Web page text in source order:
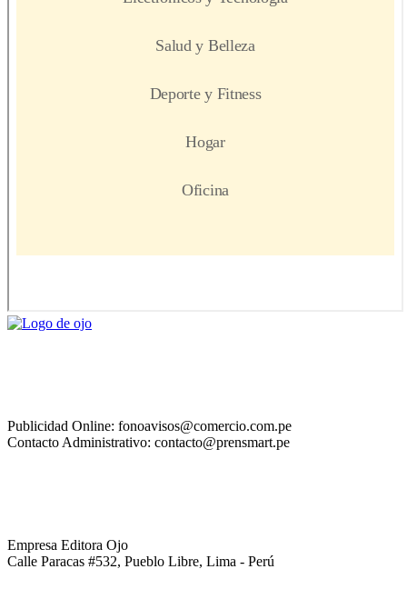
Publicidad Online: fonoavisos@comercio.com.pe
Contacto Administrativo: contacto@prensmart.pe
Empresa Editora Ojo
Calle Paracas #532, Pueblo Libre, Lima - Perú